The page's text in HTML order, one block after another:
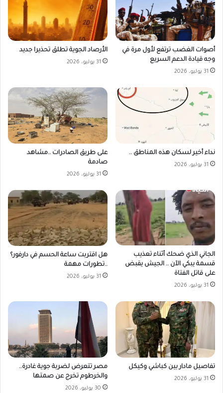
أصوات الغضب ترتفع لأول مرة في
وجه قيادة الدعم السريع
31 يوليو، 2026
الأرصاد الجوية تطلق تحذيرا جديد
31 يوليو، 2026
نداء أخير لسكان هذه المناطق ..
31 يوليو، 2026
على طريق الصادرات ..مشاهد
صادمة
31 يوليو، 2026
الجاني الذي ضحك أثناء تعذيب
قسمة يبكي الآن .. الجيش يقبض
على قاتل الفتاة
31 يوليو، 2026
هل اقتربت ساعة الحسم في دارفور؟
..تطورات مهمة
31 يوليو، 2026
تفاصيل مادار بين كباشي وكيكل
31 يوليو، 2026
مصر تتعرض لضربة جوية غادرة..
والخرطوم تخرج عن صمتها
30 يوليو، 2026